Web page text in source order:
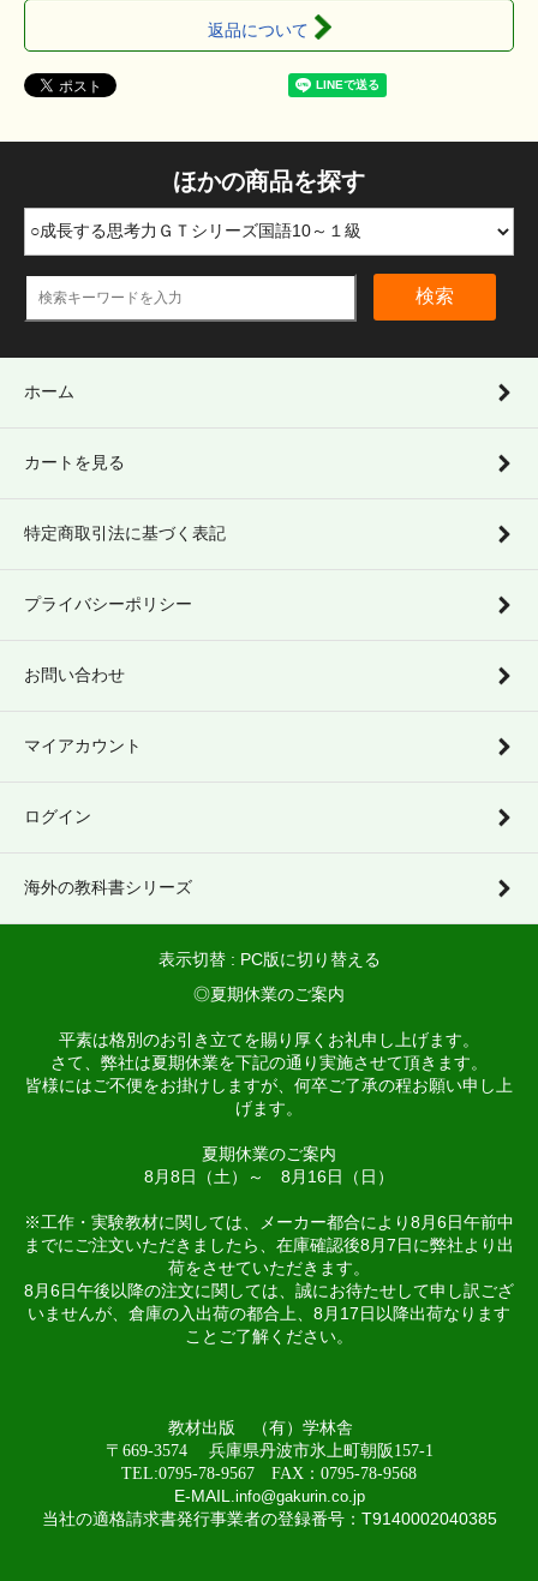
返品について
ほかの商品を探す
検索
ホーム
カートを見る
特定商取引法に基づく表記
プライバシーポリシー
お問い合わせ
マイアカウント
ログイン
海外の教科書シリーズ
表示切替 : PC版に切り替える
◎夏期休業のご案内
平素は格別のお引き立てを賜り厚くお礼申し上げます。
さて、弊社は夏期休業を下記の通り実施させて頂きます。
皆様にはご不便をお掛けしますが、何卒ご了承の程お願い申し上
げます。
夏期休業のご案内
8月8日（土）～ 8月16日（日）
※工作・実験教材に関しては、メーカー都合により8月6日午前中
までにご注文いただきましたら、在庫確認後8月7日に弊社より出
荷をさせていただきます。
8月6日午後以降の注文に関しては、誠にお待たせして申し訳ござ
いませんが、倉庫の入出荷の都合上、8月17日以降出荷なります
ことご了解ください。
教材出版 （有）学林舎
〒669-3574 兵庫県丹波市氷上町朝阪157-1
TEL:0795-78-9567 FAX：0795-78-9568
E-MAIL .info@gakurin.co.jp
当社の適格請求書発行事業者の登録番号：T9140002040385